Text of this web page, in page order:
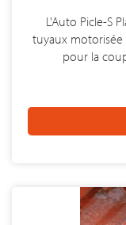
L'Auto Picle-S
tuyaux motorisée
pour la